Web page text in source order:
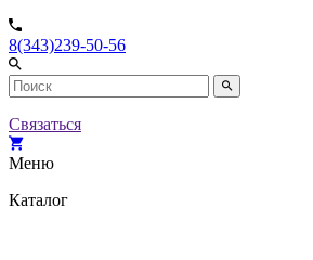
8(343)239-50-56
Связаться
Меню
Каталог